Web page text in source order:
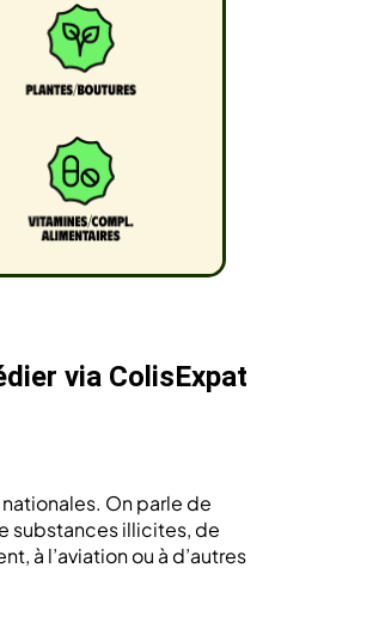
via ColisExpat
On parle de
substances illicites, de
à l’aviation ou à d’autres